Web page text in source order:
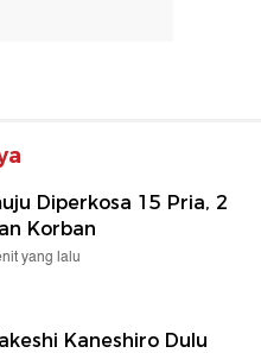
Diperkosa 15 Pria, 2
Korban
yang lalu
Kaneshiro Dulu